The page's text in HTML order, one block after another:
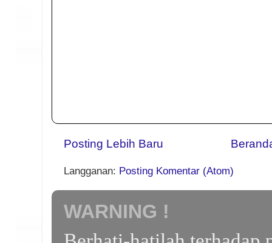
Posting Lebih Baru
Langganan: Posting Komentar (Atom)
WARNING !